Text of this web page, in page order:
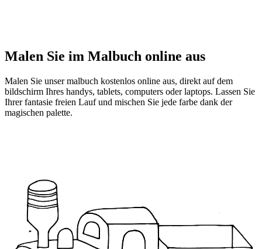
Malen Sie im Malbuch online aus
Malen Sie unser malbuch kostenlos online aus, direkt auf dem
bildschirm Ihres handys, tablets, computers oder laptops. Lassen Sie
Ihrer fantasie freien Lauf und mischen Sie jede farbe dank der
magischen palette.